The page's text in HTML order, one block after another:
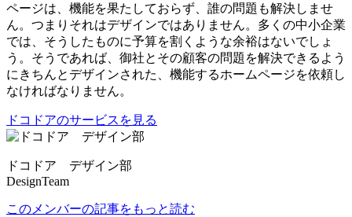
ページは、機能を果たしておらず、誰の問題も解決しませ
ん。つまりそれはデザインではありません。多くの中小企業
では、そうしたものに予算を割くような余裕はないでしょ
う。そうであれば、御社とその顧客の問題を解決できるよう
にきちんとデザインされた、機能するホームページを依頼し
なければなりません。
ドコドアのサービスを見る
ドコドア デザイン部
DesignTeam
このメンバーの記事をもっと読む